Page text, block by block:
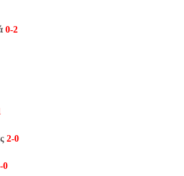
0-2
2-0
0